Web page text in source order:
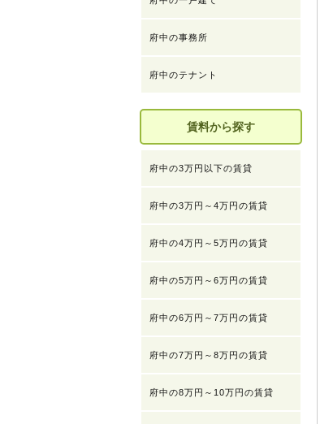
府中の事務所
府中のテナント
賃料から探す
府中の3万円以下の賃貸
府中の3万円～4万円の賃貸
府中の4万円～5万円の賃貸
府中の5万円～6万円の賃貸
府中の6万円～7万円の賃貸
府中の7万円～8万円の賃貸
府中の8万円～10万円の賃貸